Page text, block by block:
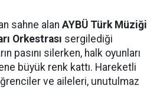
sahne alan AYBÜ Türk Müziği
Orkestrası sergilediği
pasını silerken, halk oyunları
büyük renk kattı. Hareketli
ve aileleri, unutulmaz